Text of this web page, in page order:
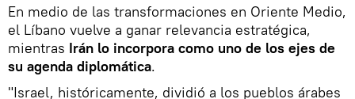
En medio de las transformaciones en Oriente Medio,
el Líbano vuelve a ganar relevancia estratégica,
mientras Irán lo incorpora como uno de los ejes de
su agenda diplomática.
"Israel, históricamente, dividió a los pueblos árabes